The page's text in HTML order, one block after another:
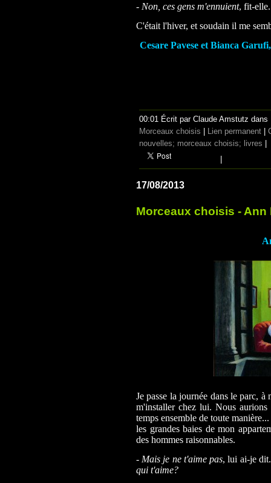
- Non, ces gens m'ennuient, fit-
C'était l'hiver, et soudain il me
Cesare Pavese et Bianca
00:01 Écrit par Claude Amstutz dans
Morceaux choisis
Lien permanent
nouvelles; morceaux choisis; livres
17/08/2013
Morceaux choisis - Ann
Je passe la journée dans le parc,
m'installer chez lui. Nous aurions
temps ensemble de toute
les grandes baies de mon
des hommes raisonnables.
- Mais je ne t'aime pas, lui ai-je
qui t'aime?